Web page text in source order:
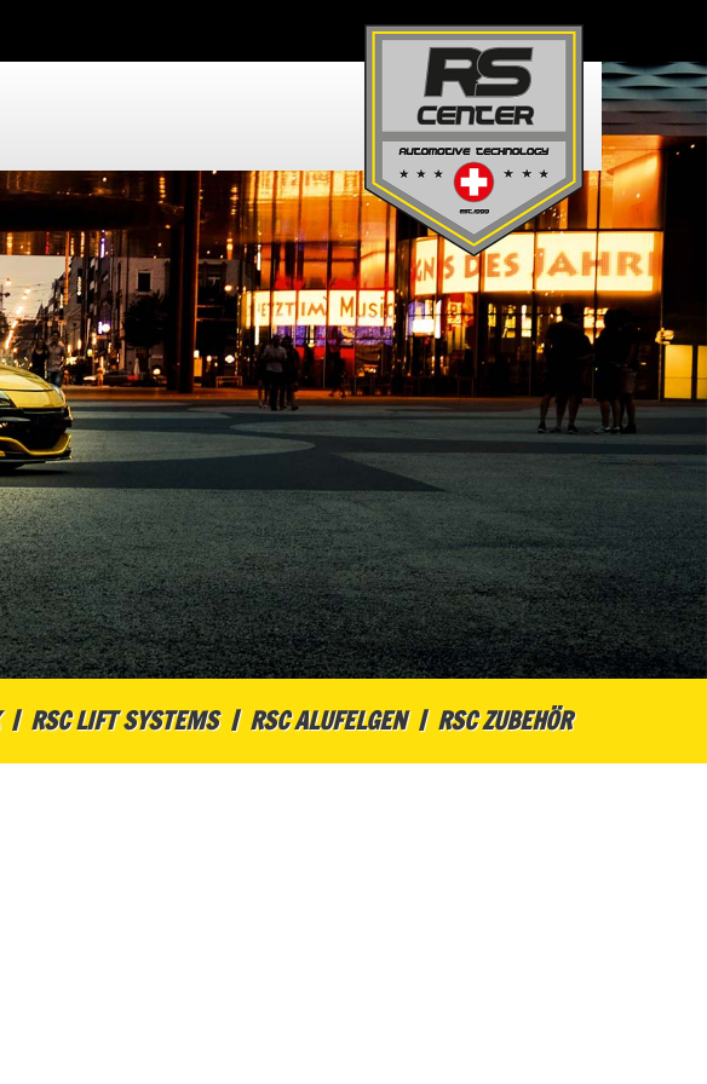
RSC LIFT SYSTEMS RSC ALUFELGEN RSC ZUBEHÖR